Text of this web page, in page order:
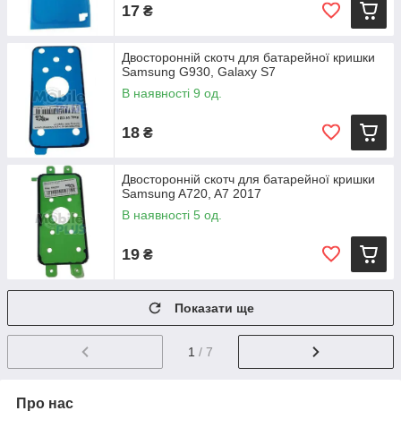
17 ₴
Двосторонній скотч для батарейної кришки
Samsung G930, Galaxy S7
В наявності 9 од.
18 ₴
Двосторонній скотч для батарейної кришки
Samsung A720, A7 2017
В наявності 5 од.
19 ₴
Показати ще
1 / 7
Про нас